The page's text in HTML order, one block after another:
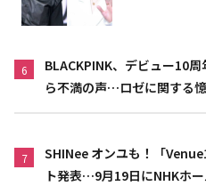
6
BLACKPINK、デビュー10
ら不満の声…ロゼに関する
7
SHINee オンユも！「
ト発表…9月19日にNHKホ